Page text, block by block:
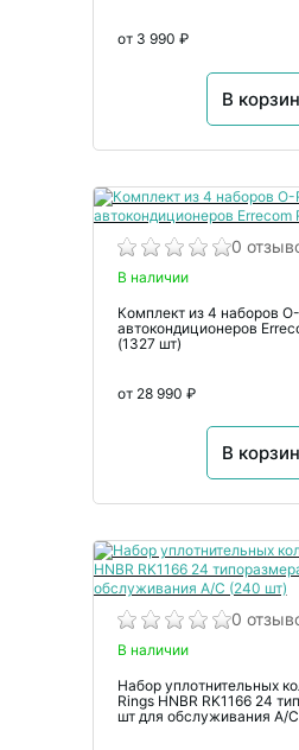
от 3 990 ₽
В
0
В наличии
Комплект из 4 наборов
автокондиционеров
(1327 шт)
от 28 990 ₽
В
0
В наличии
Набор уплотнительных
Rings HNBR RK1166 24
шт для обслуживания А/